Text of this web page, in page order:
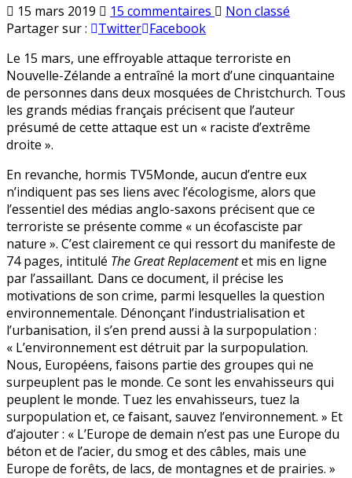
15 mars 2019 15 commentaires sur
Nouvelle-
Zélande
le
terroriste
définit
comme
un
«
écofasciste
par
nature
»
Publié
Non classé
Partager sur :
Twitter Facebook
Le 15 mars, une effroyable attaque terroriste en
Nouvelle-Zélande a entraîné la mort d’une cinquantaine
de personnes dans deux mosquées de Christchurch. Tous
les grands médias français précisent que l’auteur
présumé de cette attaque est un « raciste d’extrême
droite ».
En revanche, hormis TV5Monde, aucun d’entre eux
n’indiquent pas ses liens avec l’écologisme, alors que
l’essentiel des médias anglo-saxons précisent que ce
terroriste se présente comme « un écofasciste par
nature ». C’est clairement ce qui ressort du manifeste de
74 pages, intitulé The Great Replacementet mis en ligne
par l’assaillant. Dans ce document, il précise les
motivations de son crime, parmi lesquelles la question
environnementale. Dénonçant l’industrialisation et
l’urbanisation, il s’en prend aussi à la surpopulation :
« L’environnement est détruit par la surpopulation.
Nous, Européens, faisons partie des groupes qui ne
surpeuplent pas le monde. Ce sont les envahisseurs qui
peuplent le monde. Tuez les envahisseurs, tuez la
surpopulation et, ce faisant, sauvez l’environnement. » Et
d’ajouter : « L’Europe de demain n’est pas une Europe du
béton et de l’acier, du smog et des câbles, mais une
Europe de forêts, de lacs, de montagnes et de prairies. »